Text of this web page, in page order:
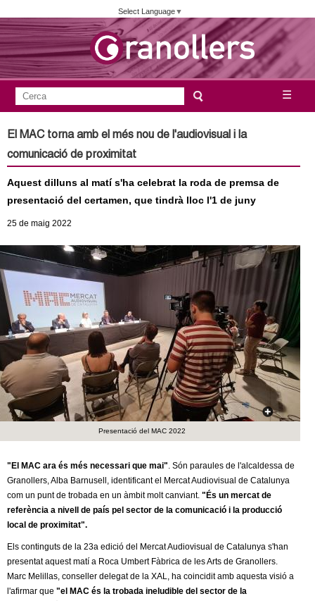
Vés
al
contingut
Select Language▼
u
n
a
m
e
n
t
d
e
a
n
o
☰
F
o
m
u
l
a
r
c
e
r
c
a
e
r
El MAC torna amb el més nou de l'audiovisual i la
comunicació de proximitat
Aquest dilluns al matí s'ha celebrat la roda de premsa de
presentació del certamen, que tindrà lloc l'1 de juny
25 de maig 2022
Presentació del MAC 2022
"El MAC ara és més necessari que mai". Són paraules de l'alcaldessa de
Granollers, Alba Barnusell, identificant el Mercat Audiovisual de Catalunya
com un punt de trobada en un àmbit molt canviant. "És un mercat de
referència a nivell de país pel sector de la comunicació i la producció
local de proximitat".
Els continguts de la 23a edició del Mercat Audiovisual de Catalunya s'han
presentat aquest matí a Roca Umbert Fàbrica de les Arts de Granollers.
Marc Melillas, conseller delegat de la XAL, ha coincidit amb aquesta visió a
l'afirmar que "el MAC és la trobada ineludible del sector de la